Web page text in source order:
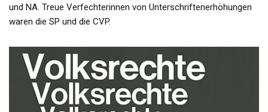
und NA. Treue Verfechterinnen von Unterschriftenerhöhungen
waren die SP und die CVP.